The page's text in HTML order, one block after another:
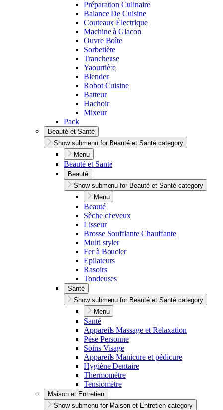
Préparation Culinaire
Balance De Cuisine
Couteaux Électrique
Machine à Glacon
Ouvre Boîte
Sorbetière
Trancheuse
Yaourtière
Blender
Robot Cuisine
Batteur
Hachoir
Mixeur
Pack
Beauté et Santé
Show submenu for Beauté et Santé category
Menu
Beauté et Santé
Beauté
Show submenu for Beauté et Santé category
Menu
Beauté
Sèche cheveux
Lisseur
Brosse Soufflante Chauffante
Multi styler
Fer à Boucler
Epilateurs
Rasoirs
Tondeuses
Santé
Show submenu for Beauté et Santé category
Menu
Santé
Appareils Massage et Relaxation
Pèse Personne
Soins Visage
Appareils Manicure et pédicure
Hygiène Dentaire
Thermomètre
Tensiomètre
Maison et Entretien
Show submenu for Maison et Entretien category